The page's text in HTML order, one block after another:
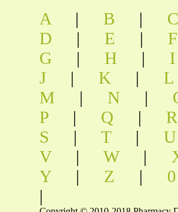
A | B |
D
| E | F
G
| H | I
J
| K | L
M
| N |
P
| Q | R
S
| T | U
V
| W |
Y
| Z |
|